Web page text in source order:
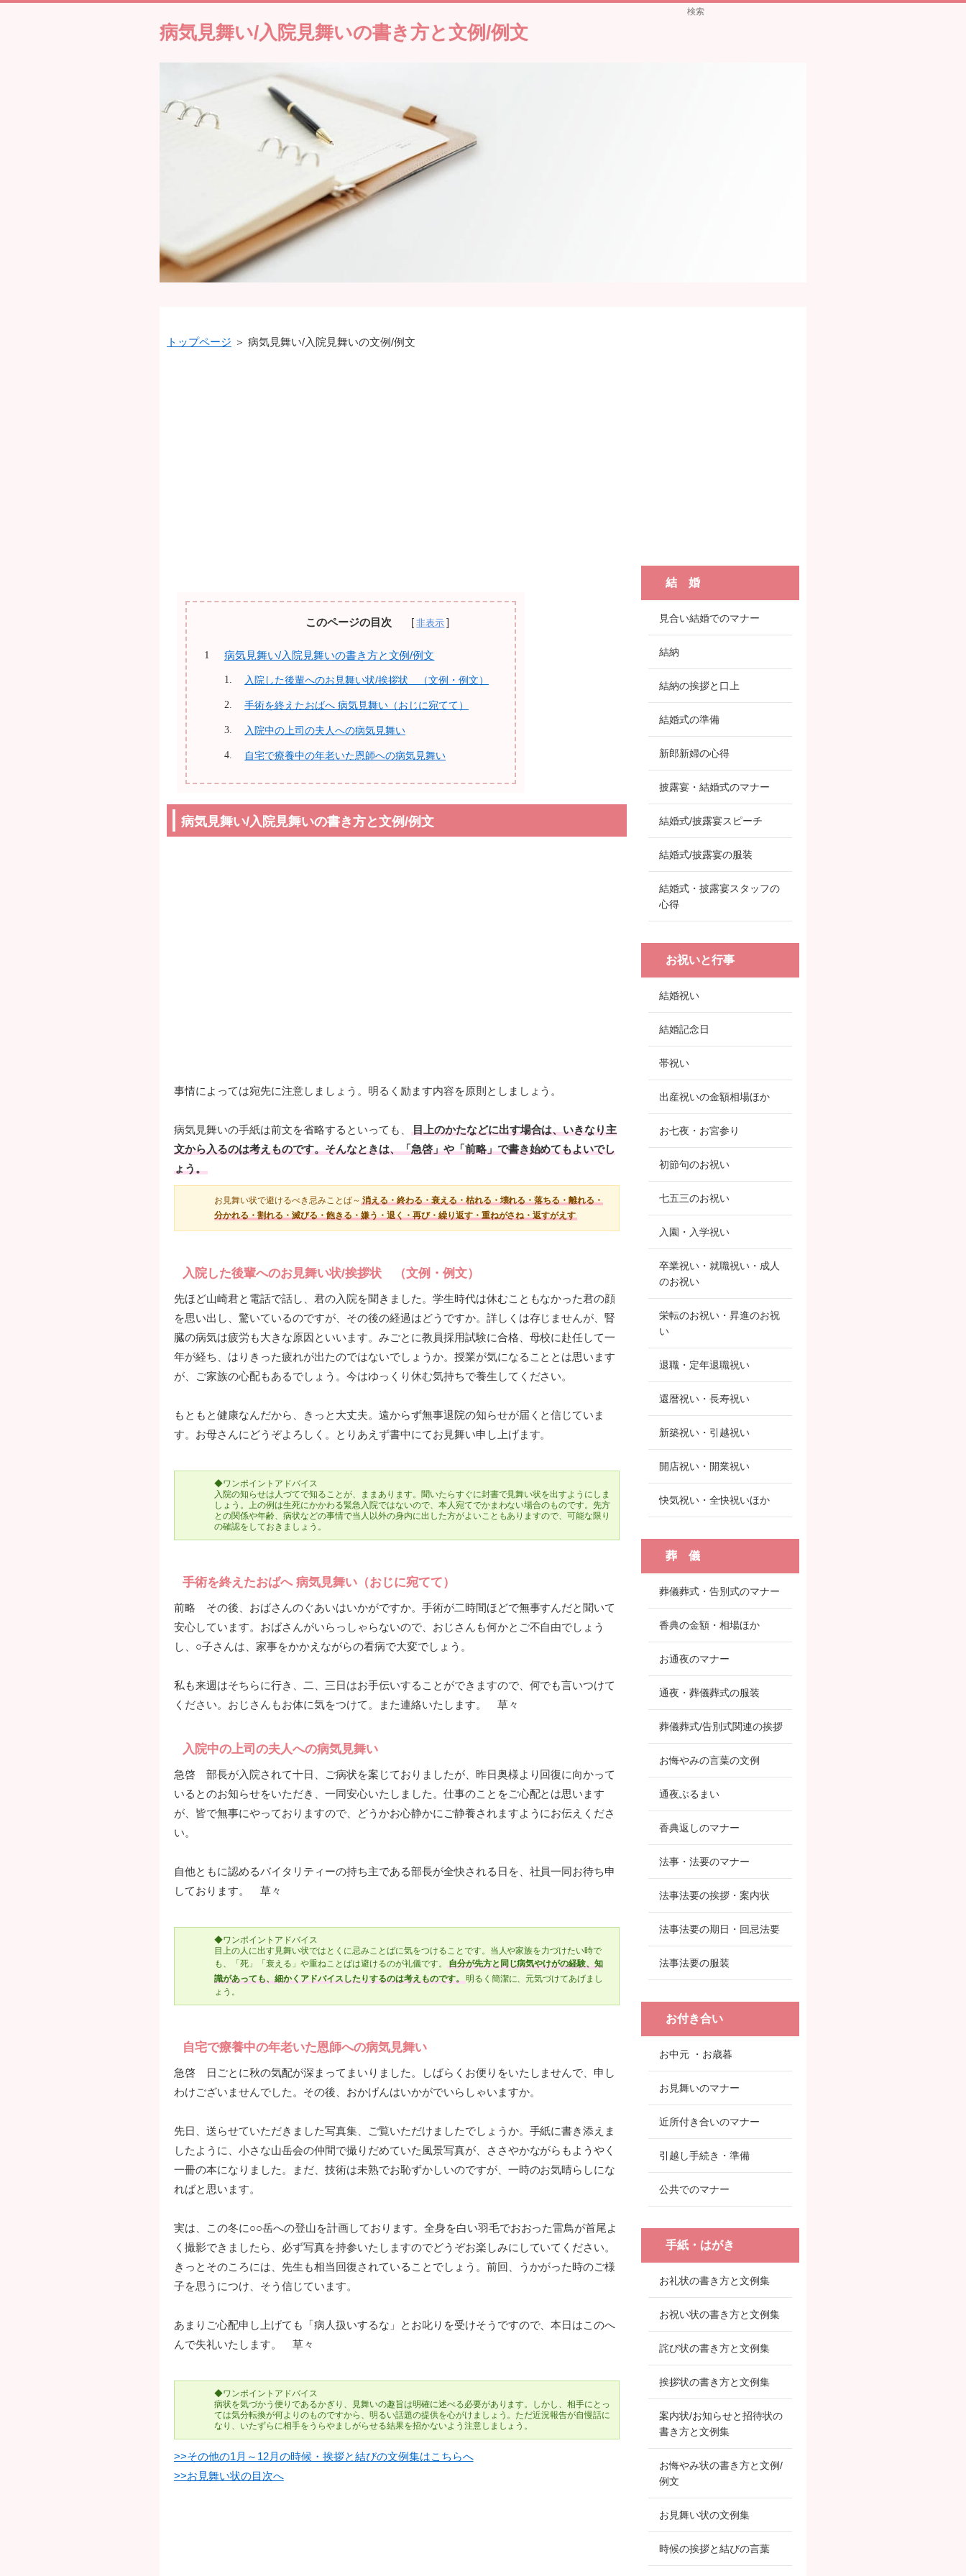
病気見舞い/入院見舞いの書き方と文例/例文
トップページ ＞ 病気見舞い/入院見舞いの文例/例文
このページの目次
病気見舞い/入院見舞いの書き方と文例/例文
入院した後輩へのお見舞い状/挨拶状 （文例・例文）
手術を終えたおばへ 病気見舞い（おじに宛てて）
入院中の上司の夫人への病気見舞い
自宅で療養中の年老いた恩師への病気見舞い
病気見舞い/入院見舞いの書き方と文例/例文
事情によっては宛先に注意しましょう。明るく励ます内容を原則としましょう。
病気見舞いの手紙は前文を省略するといっても、
目上のかたなどに出す場合は、いきなり主
文から入るのは考えものです。そんなときは、「急啓」や「前略」で書き始めてもよいでし
ょう。
お見舞い状で避けるべき忌みことば～ 消える・終わる・衰える・枯れる・壊れる・落ちる・離れる・
分かれる・割れる・滅びる・飽きる・嫌う・退く・再び・繰り返す・重ねがさね・返すがえす
入院した後輩へのお見舞い状/挨拶状 （文例・例文）
先ほど山崎君と電話で話し、君の入院を聞きました。学生時代は休むこともなかった君の顔
を思い出し、驚いているのですが、その後の経過はどうですか。詳しくは存じませんが、腎
臓の病気は疲労も大きな原因といいます。みごとに教員採用試験に合格、母校に赴任して一
年が経ち、はりきった疲れが出たのではないでしょうか。授業が気になることとは思います
が、ご家族の心配もあるでしょう。今はゆっくり休む気持ちで養生してください。
もともと健康なんだから、きっと大丈夫。遠からず無事退院の知らせが届くと信じていま
す。お母さんにどうぞよろしく。とりあえず書中にてお見舞い申し上げます。
◆ワンポイントアドバイス
入院の知らせは人づてで知ることが、ままあります。聞いたらすぐに封書で見舞い状を出すようにしま
しょう。上の例は生死にかかわる緊急入院ではないので、本人宛てでかまわない場合のものです。先方
との関係や年齢、病状などの事情で当人以外の身内に出した方がよいこともありますので、可能な限り
の確認をしておきましょう。
手術を終えたおばへ 病気見舞い（おじに宛てて）
前略 その後、おばさんのぐあいはいかがですか。手術が二時間ほどで無事すんだと聞いて
安心しています。おばさんがいらっしゃらないので、おじさんも何かとご不自由でしょう
し、○子さんは、家事をかかえながらの看病で大変でしょう。
私も来週はそちらに行き、二、三日はお手伝いすることができますので、何でも言いつけて
ください。おじさんもお体に気をつけて。また連絡いたします。 草々
入院中の上司の夫人への病気見舞い
急啓 部長が入院されて十日、ご病状を案じておりましたが、昨日奥様より回復に向かって
いるとのお知らせをいただき、一同安心いたしました。仕事のことをご心配とは思います
が、皆で無事にやっておりますので、どうかお心静かにご静養されますようにお伝えくださ
い。
自他ともに認めるバイタリティーの持ち主である部長が全快される日を、社員一同お待ち申
しております。 草々
◆ワンポイントアドバイス
目上の人に出す見舞い状ではとくに忌みことばに気をつけることです。当人や家族を力づけたい時で
も、「死」「衰える」や重ねことばは避けるのが礼儀です。
自分が先方と同じ病気やけがの経験、知
識があっても、細かくアドバイスしたりするのは考えものです。明るく簡潔に、元気づけてあげまし
ょう。
自宅で療養中の年老いた恩師への病気見舞い
急啓 日ごとに秋の気配が深まってまいりました。しばらくお便りをいたしませんで、申し
わけございませんでした。その後、おかげんはいかがでいらしゃいますか。
先日、送らせていただきました写真集、ご覧いただけましたでしょうか。手紙に書き添えま
したように、小さな山岳会の仲間で撮りだめていた風景写真が、ささやかながらもようやく
一冊の本になりました。まだ、技術は未熟でお恥ずかしいのですが、一時のお気晴らしにな
ればと思います。
実は、この冬に○○岳への登山を計画しております。全身を白い羽毛でおおった雷鳥が首尾よ
く撮影できましたら、必ず写真を持参いたしますのでどうぞお楽しみにしていてください。
きっとそのころには、先生も相当回復されていることでしょう。前回、うかがった時のご様
子を思うにつけ、そう信じています。
あまりご心配申し上げても「病人扱いするな」とお叱りを受けそうですので、本日はこのへ
んで失礼いたします。 草々
◆ワンポイントアドバイス
病状を気づかう便りであるかぎり、見舞いの趣旨は明確に述べる必要があります。しかし、相手にとっ
ては気分転換が何よりのものですから、明るい話題の提供を心がけましょう。ただ近況報告が自慢話に
なり、いたずらに相手をうらやましがらせる結果を招かないよう注意しましょう。
>>その他の1月～12月の時候・挨拶と結びの文例集はこちらへ
>>お見舞い状の目次へ
結 婚
見合い結婚でのマナー
結納
結納の挨拶と口上
結婚式の準備
新郎新婦の心得
披露宴・結婚式のマナー
結婚式/披露宴スピーチ
結婚式/披露宴の服装
結婚式・披露宴スタッフの
心得
お祝いと行事
結婚祝い
結婚記念日
帯祝い
出産祝いの金額相場ほか
お七夜・お宮参り
初節句のお祝い
七五三のお祝い
入園・入学祝い
卒業祝い・就職祝い・成人
のお祝い
栄転のお祝い・昇進のお祝
い
退職・定年退職祝い
還暦祝い・長寿祝い
新築祝い・引越祝い
開店祝い・開業祝い
快気祝い・全快祝いほか
葬 儀
葬儀葬式・告別式のマナー
香典の金額・相場ほか
お通夜のマナー
通夜・葬儀葬式の服装
葬儀葬式/告別式関連の挨拶
お悔やみの言葉の文例
通夜ぶるまい
香典返しのマナー
法事・法要のマナー
法事法要の挨拶・案内状
法事法要の期日・回忌法要
法事法要の服装
お付き合い
お中元 ・お歳暮
お見舞いのマナー
近所付き合いのマナー
引越し手続き・準備
公共でのマナー
手紙・はがき
お礼状の書き方と文例集
お祝い状の書き方と文例集
詫び状の書き方と文例集
挨拶状の書き方と文例集
案内状/お知らせと招待状の
書き方と文例集
お悔やみ状の書き方と文例/
例文
お見舞い状の文例集
時候の挨拶と結びの言葉